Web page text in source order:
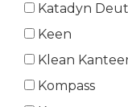
Katadyn
Keen
Klean
Kompass